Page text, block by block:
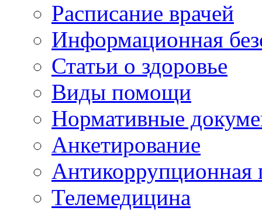
Расписание врачей
Информационная
Статьи о здоровье
Виды помощи
Нормативные
Анкетирование
Антикоррупционная
Телемедицина